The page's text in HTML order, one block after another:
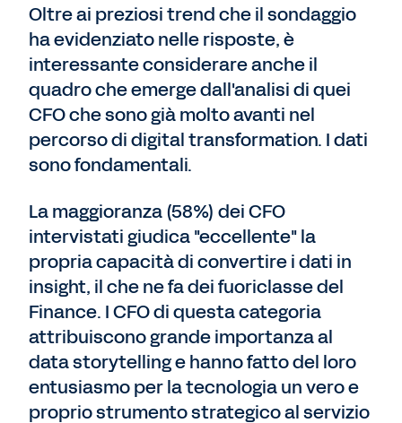
Oltre ai preziosi trend che il sondaggio
ha evidenziato nelle risposte, è
interessante considerare anche il
quadro che emerge dall'analisi di quei
CFO che sono già molto avanti nel
percorso di digital transformation. I dati
sono fondamentali.
La maggioranza (58%) dei CFO
intervistati giudica "eccellente" la
propria capacità di convertire i dati in
insight, il che ne fa dei fuoriclasse del
Finance. I CFO di questa categoria
attribuiscono grande importanza al
data storytelling e hanno fatto del loro
entusiasmo per la tecnologia un vero e
proprio strumento strategico al servizio